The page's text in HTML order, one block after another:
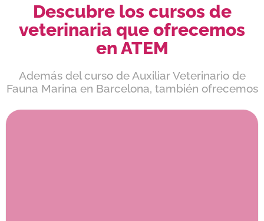
Descubre los cursos de
veterinaria que ofrecemos
en ATEM
Además del curso de Auxiliar Veterinario de
Fauna Marina en Barcelona, también ofrecemos